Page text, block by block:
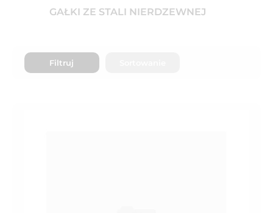
GAŁKI ZE STALI NIERDZEWNEJ
Filtruj